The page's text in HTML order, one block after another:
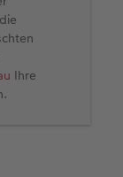
Ihre